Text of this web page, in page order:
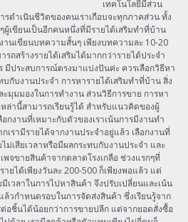
เทคโนโลยีมีส่วน
ดำเนินชีวิตของคนเราเกือบจะทุกภาคส่วน ทั้ง
ผู้เขียนเป็นอีกคนหนึ่งที่มีรายได้เสริมทำที่บ้าน
านเขียนบทความสั้นๆ เพียงบทความละ 10-20
ถสร้างรายได้เสริมได้มากกว่ารายได้ประจำ
มีประสบการณ์ตรงมาแบ่งปันค่ะ ควรเลือกวิธีหา
กับงานประจำ การหารายได้เสริมทำที่บ้าน สิ่ง
มมองในการทำงาน ส่วนวิธีการขาย การหา
ล่านี้สามารถเรียนรู้ได้ สำหรับแนวคิดของผู้
กงานที่เหมาะกับตัวของเราเน้นการมีงานทำ
เรามีรายได้จากงานประจำอยู่แล้ว เลือกงานที่
เสียเวลาหรือมีผลกระทบกับงานประจำ และ
จขายสินค้าจากตลาดโรงเกลือ ช่วงแรกๆที่
ยได้เพียงวันละ 200-500 ก็เพียงพอแล้ว แต่
เวลาในการไปหาสินค้า จึงปรับเปลี่ยนและเน้น
วกำหนดรอบในการจัดส่งสินค้า ซึ่งเรียนรู้จาก
อชิ้นได้น้อยกว่าการขายปลีก แต่จากยอดสั่งซื้อ